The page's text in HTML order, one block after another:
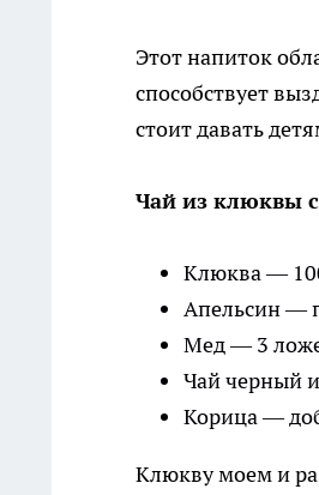
Этот напиток
способствует
стоит давать
Чай из клюквы
Клюква —
Апельсин —
Мед — 3
Чай черный
Корица —
Клюкву моем и